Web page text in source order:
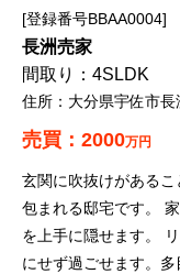
登録番号BBAA0004
長洲売家
4SLDK
大分県宇佐市
2000万円
玄関に吹抜けがある
包まれる邸宅です。
を上手に隠せます。
にせず過ごせます。